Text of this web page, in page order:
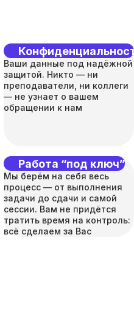
Ваши данные под надёжной
защитой. Никто — ни
преподаватели, ни коллеги
— не узнает о вашем
обращении к нам
Работа “под ключ”
Мы берём на себя весь
процесс — от выполнения
задачи до сдачи и самой
сессии. Вам не придётся
тратить время на контроль:
всё сделаем за Вас